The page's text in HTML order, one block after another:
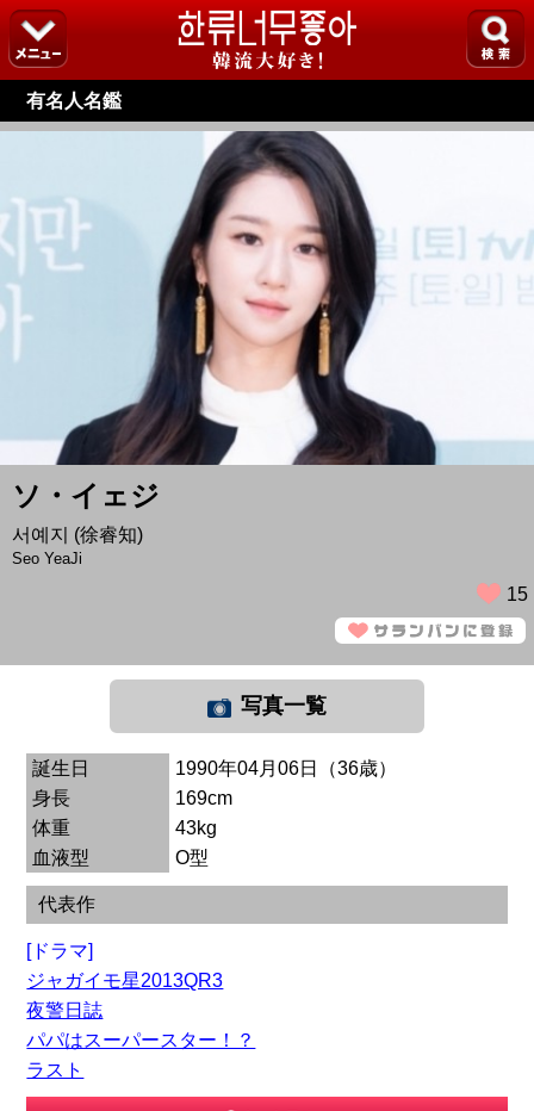
有名人名鑑
ソ・イェジ
서예지 (徐睿知)
Seo YeaJi
15
写真一覧
誕生日
1990年04月06日（36歳）
身長
169cm
体重
43kg
血液型
O型
代表作
[ドラマ]
ジャガイモ星2013QR3
夜警日誌
パパはスーパースター！？
ラスト